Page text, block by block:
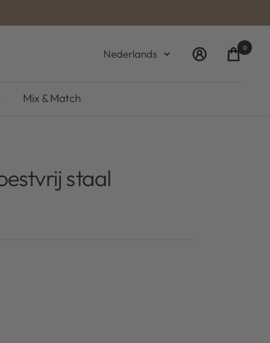
Taal
Nederlands 0
Mix & Match
staal